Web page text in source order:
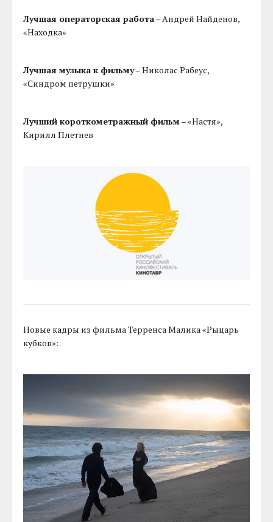
Лучшая операторская работа– Андрей Найденов,
«Находка»
Лучшая музыка к фильму– Николас Рабеус,
«Синдром петрушки»
Лучший короткометражный фильм– «Настя»,
Кирилл Плетнев
Новые кадры из фильма Терренса Малика «Рыцарь
кубков»: